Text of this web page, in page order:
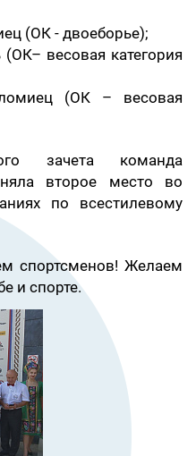
(ОК - двоеборье);
весовая категория
(ОК – весовая
зачета команда
второе место во
по всестилевому
спортсменов! Желаем
и спорте.